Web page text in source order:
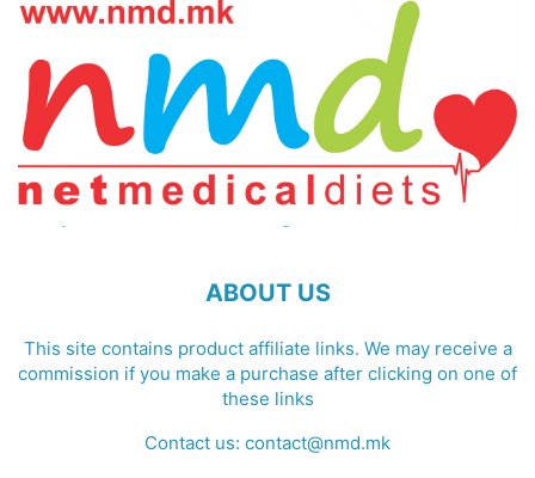
ABOUT US
This site contains product affiliate links. We may receive a
commission if you make a purchase after clicking on one of
these links
Contact us: contact@nmd.mk